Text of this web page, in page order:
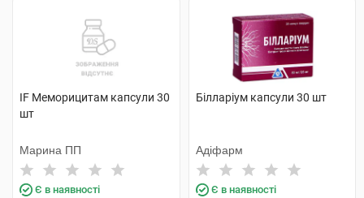
IF Меморицитам капсули 30
шт
Марина ПП
Є в наявності
Білларіум капсули 30 шт
Адіфарм
Є в наявності